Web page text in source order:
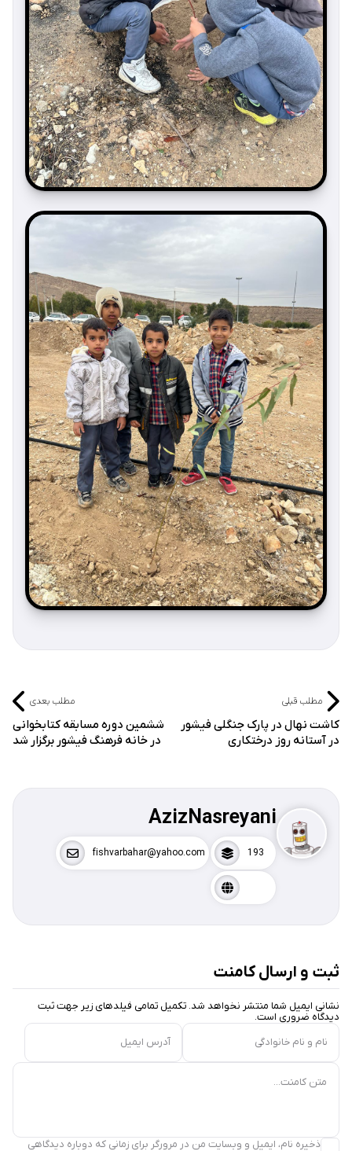
مطلب قبلی
کاشت نهال در پارک جنگلی فیشور
در آستانه روز درختکاری
مطلب بعدی
ششمین دوره مسابقه کتابخوانی
در خانه فرهنگ فیشور برگزار شد
AzizNasreyani
193
fishvarbahar@yahoo.com
ثبت و ارسال کامنت
نشانی ایمیل شما منتشر نخواهد شد. تکمیل تمامی فیلد‌های زیر جهت ثبت
دیدگاه ضروری است.
نام و نام خانوادگی
آدرس ایمیل
متن کامنت...
ذخیره نام، ایمیل و وبسایت من در مرورگر برای زمانی که دوباره دیدگاهی